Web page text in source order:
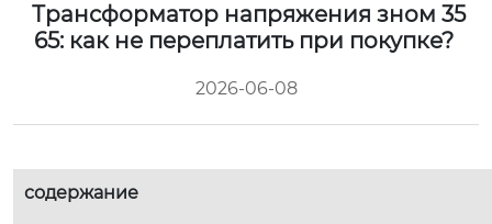
Трансформатор напряжения зном 35
65: как не переплатить при покупке?
2026-06-08
содержание